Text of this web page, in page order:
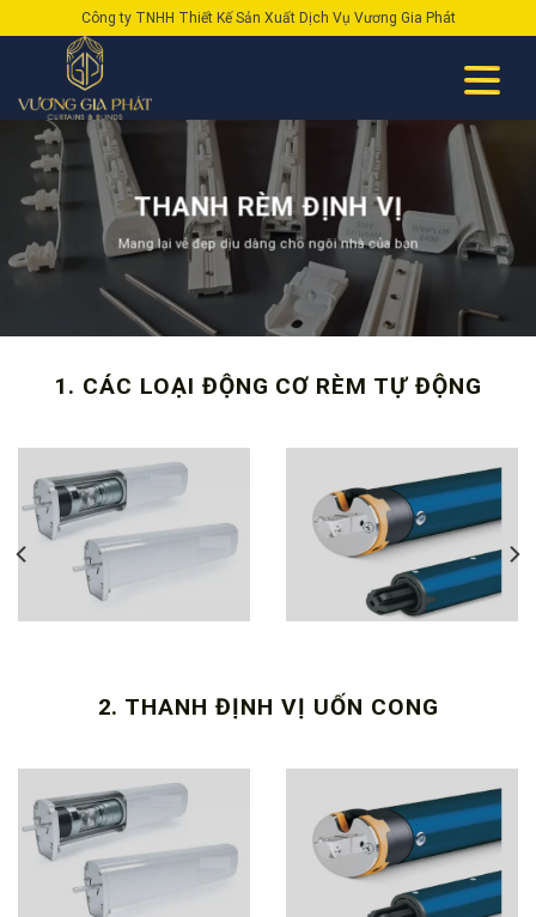
to
Công ty TNHH Thiết Kế Sản Xuất Dịch Vụ Vương Gia Phát
THANH RÈM ĐỊNH VỊ
Mang lại vẻ đẹp dịu dàng cho ngôi nhà của bạn
1. CÁC LOẠI ĐỘNG CƠ RÈM TỰ ĐỘNG
2. THANH ĐỊNH VỊ UỐN CONG